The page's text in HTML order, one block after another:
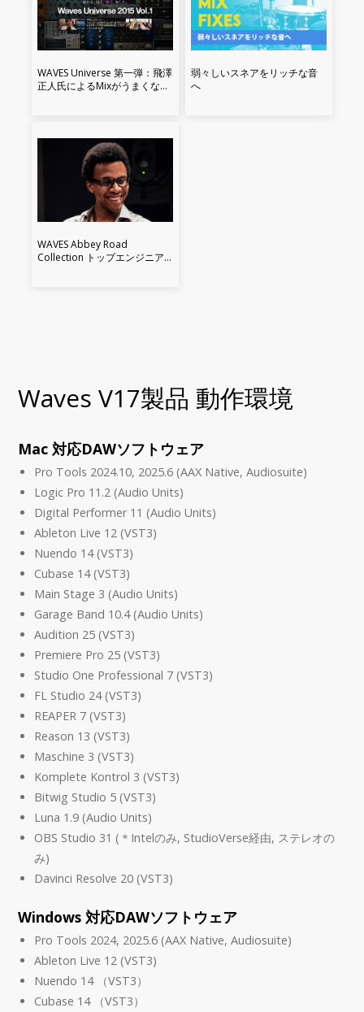
WAVES Universe 第一弾：飛澤
正人氏によるMixがうまくなる
弱々しいスネアをリッチな音
へ
WAVES Abbey Road
Collection トップエンジニア
Waves V17製品 動作環境
Mac 対応DAWソフトウェア
Pro Tools 2024.10, 2025.6 (AAX Native, Audiosuite)
Logic Pro 11.2 (Audio Units)
Digital Performer 11 (Audio Units)
Ableton Live 12 (VST3)
Nuendo 14 (VST3)
Cubase 14 (VST3)
Main Stage 3 (Audio Units)
Garage Band 10.4 (Audio Units)
Audition 25 (VST3)
Premiere Pro 25 (VST3)
Studio One Professional 7 (VST3)
FL Studio 24 (VST3)
REAPER 7 (VST3)
Reason 13 (VST3)
Maschine 3 (VST3)
Komplete Kontrol 3 (VST3)
Bitwig Studio 5 (VST3)
Luna 1.9 (Audio Units)
OBS Studio 31 (＊Intelのみ, StudioVerse経由, ステレオの
み)
Davinci Resolve 20 (VST3)
Windows 対応DAWソフトウェア
Pro Tools 2024, 2025.6 (AAX Native, Audiosuite)
Ableton Live 12 (VST3)
Nuendo 14 （VST3）
Cubase 14 （VST3）